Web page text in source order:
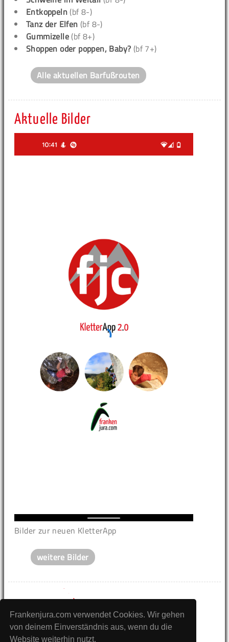
Frankenjura.com verwendet Cookies. Wir gehen
von deinem Einverständnis aus, wenn du die
Website weiterhin nutzt.
Entkoppeln (bf 8-)
Tanz der Elfen (bf 8-)
Gummizelle (bf 8+)
Shoppen oder poppen, Baby? (bf 7+)
Alle aktuellen Barfußrouten
Aktuelle Bilder
Bilder zur neuen KletterApp
weitere Bilder